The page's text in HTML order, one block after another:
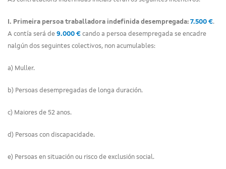
I. Primeira persoa traballadora indefinida desempregada: 7.500 €.
A contía será de 9.000 € cando a persoa desempregada se encadre
nalgún dos seguintes colectivos, non acumulables:
a) Muller.
b) Persoas desempregadas de longa duración.
c) Maiores de 52 anos.
d) Persoas con discapacidade.
e) Persoas en situación ou risco de exclusión social.